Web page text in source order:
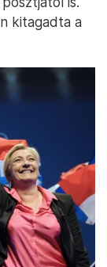
kitagadta a